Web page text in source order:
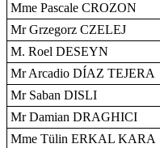
Mme Pascale CROZON
Mr Grzegorz CZELEJ
M. Roel DESEYN
Mr Arcadio DÍAZ TEJERA
Mr Saban DISLI
Mr Damian DRAGHICI
Mme Tülin ERKAL KARA